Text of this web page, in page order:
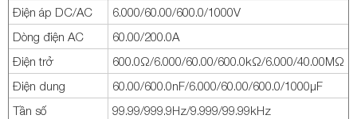
Điện áp DC/AC
6.000/60.00/600.0/1000V
Dòng điện AC
60.00/200.0A
Điện trở
600.0Ω/6.000/60.00/600.0kΩ/6.000/40.00MΩ
Điện dung
60.00/600.0nF/6.000/60.00/600.0/1000µF
Tần số
99.99/999.9Hz/9.999/99.99kHz